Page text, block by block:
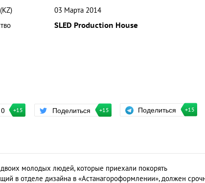
03 Марта 2014
SLED Production House
0 +15 Поделиться +15 Поделиться +15
молодых людей, которые приехали покорять
в отделе дизайна в «Астанагороформлении», должен